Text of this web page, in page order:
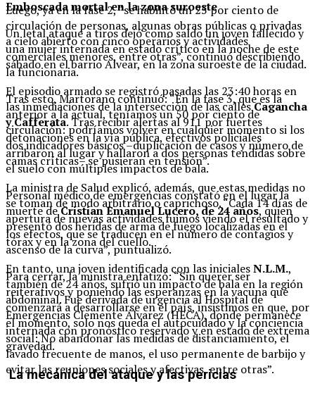
Luego, ya en la fase 2, “se habilitó un 25 por ciento de
circulación de personas, algunas obras públicas o privadas
a cielo abierto con cinco operarios y actividades
comerciales menores, entre otras”, continuó describiendo
la funcionaria.
Tras esto, Martorano continuó: “En la fase 3, que es la
anterior a la actual, teníamos un 50 por ciento de
circulación: podríamos volver en cualquier momento si los
dos indicadores básicos –duplicación de casos y número de
camas críticas– se pusieran en tensión”.
La ministra de Salud explicó, además, que estas medidas no
se toman de modo arbitrario o caprichoso. “Cada 14 días de
apertura de nuevas actividades fuimos viendo el resultado y
los efectos, que se traducen en el número de contagios y
ascenso de la curva”, puntualizó.
Para cerrar, la ministra enfatizó: “Sin querer ser
reiterativos y poniendo las esperanzas en la vacuna que
comenzará a desarrollarse en el país, insistimos en que, por
el momento, solo nos queda el autocuidado y la conciencia
social: No abandonar las medidas de distanciamiento, el
lavado frecuente de manos, el uso permanente de barbijo y
evitar las reuniones sociales y afectivas, entre otras”.
Emboscada mortal en la zona suroeste
Un letal ataque a tiros dejó como saldo un joven fallecido y
una mujer internada en estado crítico en la noche de este
sábado en el barrio Alvear, en la zona suroeste de la ciudad.
El episodio armado se registró pasadas las 23:40 horas en
las inmediaciones de la intersección de las callesCagancha
y Cafferata. Tras recibir alertas al 911 por fuertes
detonaciones en la vía pública, efectivos policiales
arribaron al lugar y hallaron a dos personas tendidas sobre
el suelo con múltiples impactos de bala.
Personal médico de emergencias constató en el lugar la
muerte deCristian Emanuel Lucero, de 24 años, quien
presentó dos heridas de arma de fuego localizadas en el
tórax y en la zona del cuello.
En tanto, una joven identificada con las inicialesN.L.M.,
también de 24 años, sufrió un impacto de bala en la región
abdominal. Fue derivada de urgencia al Hospital de
Emergencias Clemente Álvarez (HECA), donde permanece
internada con pronóstico reservado y en estado de extrema
gravedad.
La mecánica del ataque y las pericias